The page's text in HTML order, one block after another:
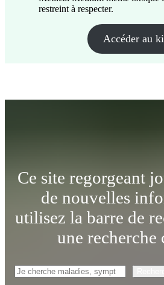
restreint à respecter.
Accéder au
Ce site regorgeant
de nouvelles
utilisez la barre de
une recherche
Rechercher